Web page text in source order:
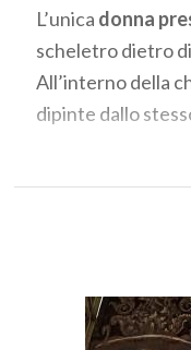
L’unica donna
scheletro dietro
All’interno della
dipinte dallo
anche i piaceri
Testo a